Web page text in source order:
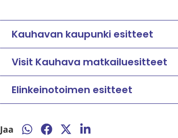
Kauhavan kaupunki esitteet
Visit Kauhava matkailuesitteet
Elinkeinotoimen esitteet
Jaa
Jaa
Jaa
Jaa
Jaa